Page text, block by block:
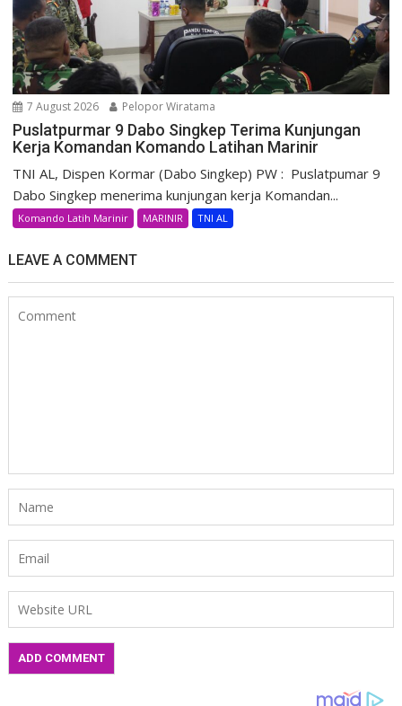
7 August 2026 Pelopor Wiratama
Puslatpurmar 9 Dabo Singkep Terima Kunjungan
Kerja Komandan Komando Latihan Marinir
TNI AL, Dispen Kormar (Dabo Singkep) PW : Puslatpumar 9
Dabo Singkep menerima kunjungan kerja Komandan...
Komando Latih Marinir MARINIR TNI AL
LEAVE A COMMENT